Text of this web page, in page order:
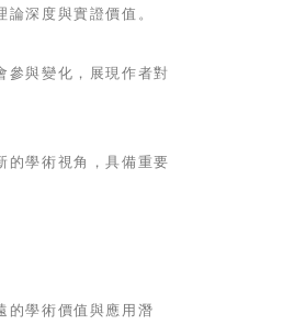
深度與實證價值。
與變化，展現作者對
的學術視角，具備重要
的學術價值與應用潛